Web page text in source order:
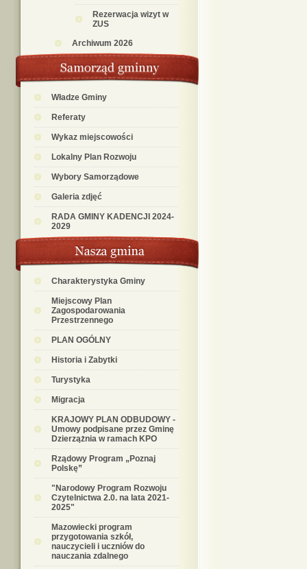
Rezerwacja wizyt w
ZUS
Archiwum 2026
Władze Gminy
Referaty
Wykaz miejscowości
Lokalny Plan Rozwoju
Wybory Samorządowe
Galeria zdjęć
RADA GMINY KADENCJI 2024-
2029
Charakterystyka Gminy
Miejscowy Plan
Zagospodarowania
Przestrzennego
PLAN OGÓLNY
Historia i Zabytki
Turystyka
Migracja
KRAJOWY PLAN ODBUDOWY -
Umowy podpisane przez Gminę
Dzierzążnia w ramach KPO
Rządowy Program „Poznaj
Polskę”
"Narodowy Program Rozwoju
Czytelnictwa 2.0. na lata 2021-
2025"
Mazowiecki program
przygotowania szkół,
nauczycieli i uczniów do
nauczania zdalnego